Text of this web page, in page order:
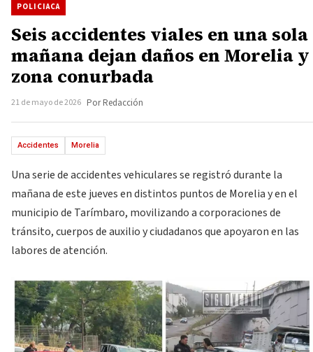
POLICIACA
Seis accidentes viales en una sola
mañana dejan daños en Morelia y
zona conurbada
21 de mayo de 2026 Por Redacción
Accidentes Morelia
Una serie de accidentes vehiculares se registró durante la
mañana de este jueves en distintos puntos de Morelia y en el
municipio de Tarímbaro, movilizando a corporaciones de
tránsito, cuerpos de auxilio y ciudadanos que apoyaron en las
labores de atención.